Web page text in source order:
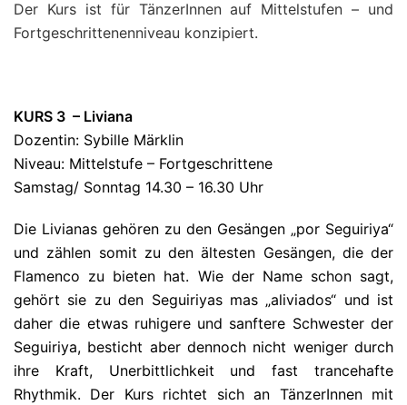
Der Kurs ist für TänzerInnen auf Mittelstufen – und
Fortgeschrittenenniveau konzipiert.
KURS 3 – Liviana
Dozentin: Sybille Märklin
Niveau: Mittelstufe – Fortgeschrittene
Samstag/ Sonntag 14.30 – 16.30 Uhr
Die Livianas gehören zu den Gesängen „por Seguiriya“
und zählen somit zu den ältesten Gesängen, die der
Flamenco zu bieten hat. Wie der Name schon sagt,
gehört sie zu den Seguiriyas mas „aliviados“ und ist
daher die etwas ruhigere und sanftere Schwester der
Seguiriya, besticht aber dennoch nicht weniger durch
ihre Kraft, Unerbittlichkeit und fast trancehafte
Rhythmik. Der Kurs richtet sich an TänzerInnen mit